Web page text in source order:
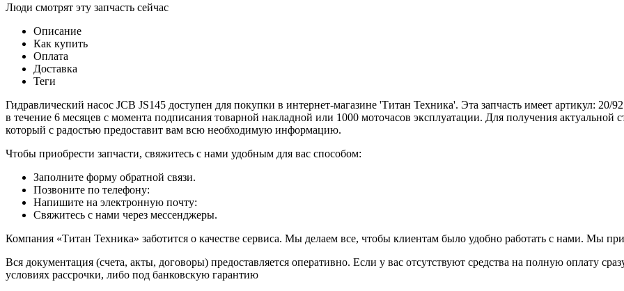
Люди смотрят эту запчасть сейчас
Описание
Как купить
Оплата
Доставка
Теги
Гидравлический насос JCB JS145 доступен для покупки в интернет-магазине 'Титан Техника'. Эта запчасть имеет артикул:
в течение 6 месяцев с момента подписания товарной накладной или 1000 моточасов эксплуатации. Для получения
который с радостью предоставит вам всю необходимую информацию.
Чтобы приобрести запчасти, свяжитесь с нами удобным для вас способом:
Заполните форму обратной связи.
Позвоните по телефону:
Напишите на электронную почту:
Свяжитесь с нами через мессенджеры.
Компания «Титан Техника» заботится о качестве сервиса. Мы делаем все, чтобы клиентам было удобно работать с нами. Мы
Вся документация (счета, акты, договоры) предоставляется оперативно. Если у вас отсутствуют средства на полную оплату
условиях рассрочки, либо под банковскую гарантию